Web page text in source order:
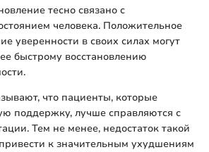
тесно связано с
человека. Положительное
уверенности в своих силах могут
быстрому восстановлению
что пациенты, которые
поддержку, лучше справляются с
Тем не менее, недостаток такой
к значительным ухудшениям